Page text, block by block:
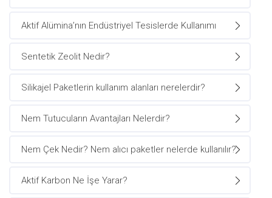
Aktif Alümina’nın Endüstriyel Tesislerde Kullanımı
Sentetik Zeolit Nedir?
Silikajel Paketlerin kullanım alanları nerelerdir?
Nem Tutucuların Avantajları Nelerdir?
Nem Çek Nedir? Nem alıcı paketler nelerde kullanılır?
Aktif Karbon Ne İşe Yarar?